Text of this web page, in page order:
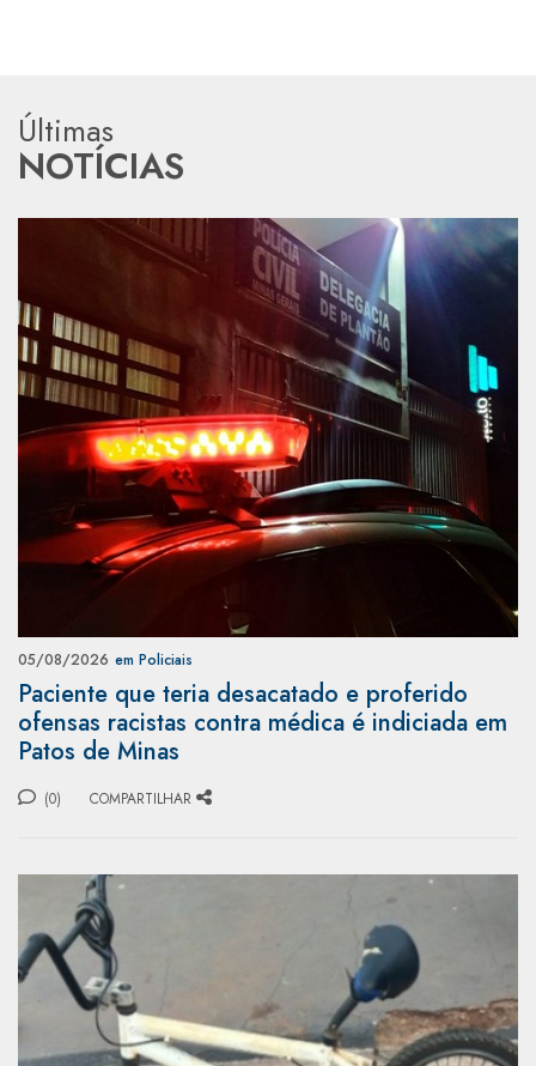
Últimas
NOTÍCIAS
05/08/2026 em Policiais
Paciente que teria desacatado e proferido
ofensas racistas contra médica é indiciada em
Patos de Minas
(0) COMPARTILHAR